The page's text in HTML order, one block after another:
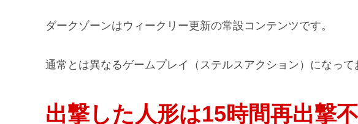
ダークゾーンはウィークリー更新の常設コンテンツです。
通常とは異なるゲームプレイ（ステルスアクション）になって
出撃した人形は15時間再出撃